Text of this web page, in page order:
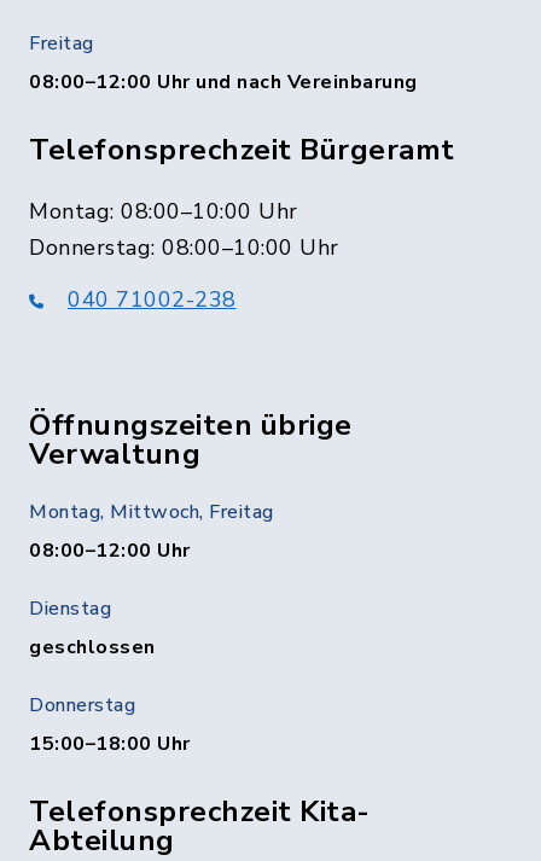
Freitag
08:00–12:00 Uhr und nach Vereinbarung
Telefonsprechzeit Bürgeramt
Montag: 08:00–10:00 Uhr
Donnerstag: 08:00–10:00 Uhr
040 71002-238
Öffnungszeiten übrige
Verwaltung
Montag, Mittwoch, Freitag
08:00–12:00 Uhr
Dienstag
geschlossen
Donnerstag
15:00–18:00 Uhr
Telefonsprechzeit Kita-
Abteilung